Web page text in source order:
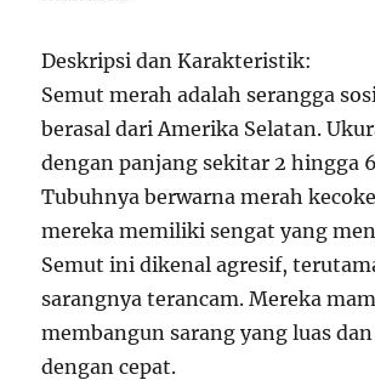
Deskripsi dan Karakteristik:
Semut merah adalah serangga
berasal dari Amerika Selatan.
dengan panjang sekitar 2 hingga
Tubuhnya berwarna merah
mereka memiliki sengat yang
Semut ini dikenal agresif,
sarangnya terancam. Mereka
membangun sarang yang luas
dengan cepat.